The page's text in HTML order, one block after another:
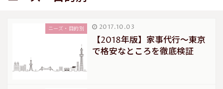
ニーズ・目的別 2017.10.03
【2018年版】家事代行～東京
で格安なところを徹底検証